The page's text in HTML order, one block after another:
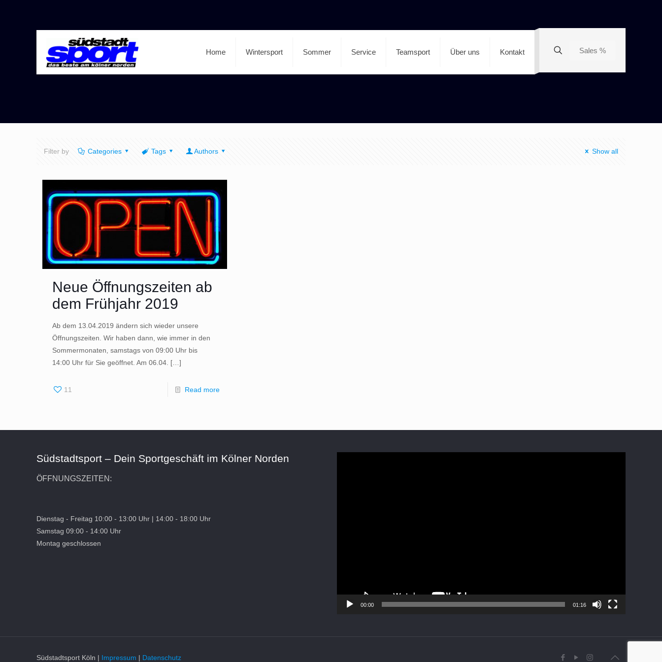
Home Wintersport Sommer Service Teamsport Über uns Kontakt Sales %
Filter by Categories Tags Authors Show all
Neue Öffnungszeiten ab
dem Frühjahr 2019
Ab dem 13.04.2019 ändern sich wieder unsere
Öffnungszeiten. Wir haben dann, wie immer in den
Sommermonaten, samstags von 09:00 Uhr bis
14:00 Uhr für Sie geöffnet. Am 06.04. […]
11 Read more
Südstadtsport – Dein Sportgeschäft im Kölner Norden
ÖFFNUNGSZEITEN:
Dienstag - Freitag 10:00 - 13:00 Uhr | 14:00 - 18:00 Uhr
Samstag 09:00 - 14:00 Uhr
Montag geschlossen
00:00 01:16
Südstadtsport Köln | Impressum | Datenschutz